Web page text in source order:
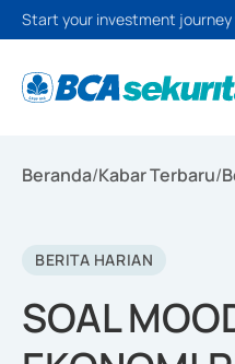
Start your investment
Beranda/Kabar Terbaru/
BERITA HARIAN
SOAL